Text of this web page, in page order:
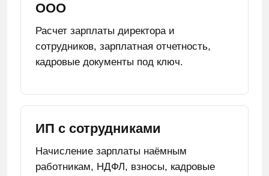
ООО
Расчет зарплаты директора и
сотрудников, зарплатная отчетность,
кадровые документы под ключ.
ИП с сотрудниками
Начисление зарплаты наёмным
работникам, НДФЛ, взносы, кадровые